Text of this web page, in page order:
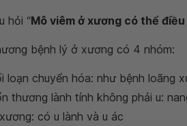
hỏi “Mô viêm ở xương có thể
bệnh lý ở xương có 4 nhóm:
loạn chuyển hóa: như bệnh loãng
thương lành tính không phải u:
có u lành và u ác